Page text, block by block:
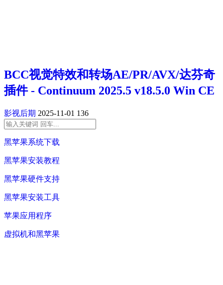
BCC视觉特效和转场AE/PR/AVX/达芬奇
插件 - Continuum 2025.5 v18.5.0 Win CE
影视后期 2025-11-01 136
黑苹果系统下载
黑苹果安装教程
黑苹果硬件支持
黑苹果安装工具
苹果应用程序
虚拟机和黑苹果